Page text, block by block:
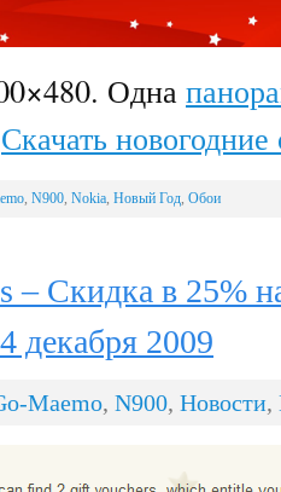
Одна
Скачать
, N900, Nokia, Новый Год, Обои
– Скидка в 25%
декабря 2009
Maemo, N900, Новости,